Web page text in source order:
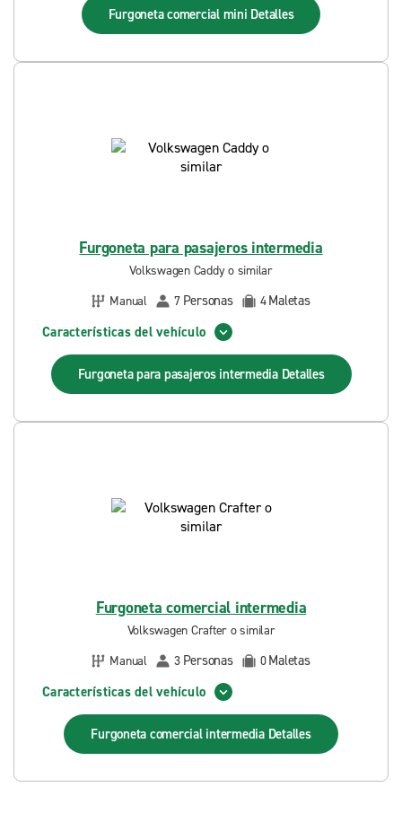
Furgoneta comercial mini Detalles
Furgoneta para pasajeros intermedia
Volkswagen Caddy o similar
Manual
7 Personas 4Maletas
Características del vehículo
Furgoneta para pasajeros intermedia Detalles
Furgoneta comercial intermedia
Volkswagen Crafter o similar
Manual
3 Personas 0Maletas
Características del vehículo
Furgoneta comercial intermedia Detalles